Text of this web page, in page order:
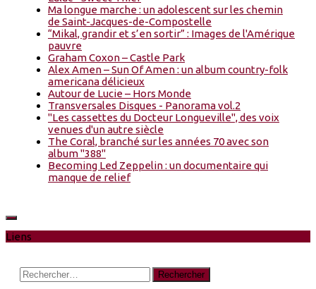
Ma longue marche : un adolescent sur les chemin
de Saint-Jacques-de-Compostelle
“Mikal, grandir et s’en sortir” : Images de l'Amérique
pauvre
Graham Coxon – Castle Park
Alex Amen – Sun Of Amen : un album country-folk
americana délicieux
Autour de Lucie – Hors Monde
Transversales Disques - Panorama vol.2
"Les cassettes du Docteur Longueville", des voix
venues d'un autre siècle
The Coral, branché sur les années 70 avec son
album "388"
Becoming Led Zeppelin : un documentaire qui
manque de relief
Liens
Rechercher :